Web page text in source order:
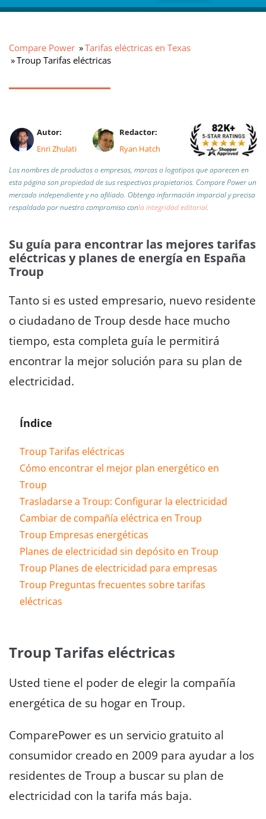
Compare Power
Tarifas eléctricas en Texas
Troup Tarifas eléctricas
Autor:
Enri Zhulati
Redactor:
Ryan Hatch
Los nombres de productos o empresas, marcas o logotipos que aparecen en
esta página son propiedad de sus respectivos propietarios. Compare Power un
mercado independiente y no afiliado. Obtenga información imparcial y precisa
respaldada por nuestro compromiso conla integridad editorial.
Su guía para encontrar las mejores tarifas
eléctricas y planes de energía en España
Troup
Tanto si es usted empresario, nuevo residente
o ciudadano de Troup desde hace mucho
tiempo, esta completa guía le permitirá
encontrar la mejor solución para su plan de
electricidad.
Índice
Troup Tarifas eléctricas
Cómo encontrar el mejor plan energético en
Troup
Trasladarse a Troup: Configurar la electricidad
Cambiar de compañía eléctrica en Troup
Troup Empresas energéticas
Planes de electricidad sin depósito en Troup
Troup Planes de electricidad para empresas
Troup Preguntas frecuentes sobre tarifas
eléctricas
Troup Tarifas eléctricas
Usted tiene el poder de elegir la compañía
energética de su hogar en Troup.
ComparePower es un servicio gratuito al
consumidor creado en 2009 para ayudar a los
residentes de Troup a buscar su plan de
electricidad con la tarifa más baja.